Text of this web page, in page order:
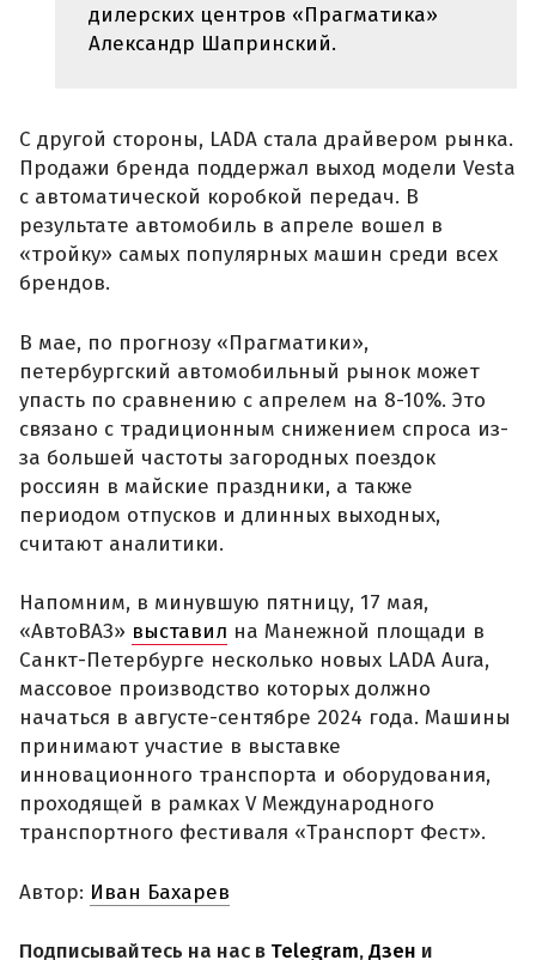
дилерских центров «Прагматика»
Александр Шапринский.
С другой стороны, LADA стала драйвером рынка.
Продажи бренда поддержал выход модели Vesta
с автоматической коробкой передач. В
результате автомобиль в апреле вошел в
«тройку» самых популярных машин среди всех
брендов.
В мае, по прогнозу «Прагматики»,
петербургский автомобильный рынок может
упасть по сравнению с апрелем на 8-10%. Это
связано с традиционным снижением спроса из-
за большей частоты загородных поездок
россиян в майские праздники, а также
периодом отпусков и длинных выходных,
считают аналитики.
Напомним, в минувшую пятницу, 17 мая,
«АвтоВАЗ» выставил на Манежной площади в
Санкт-Петербурге несколько новых LADA Aura,
массовое производство которых должно
начаться в августе-сентябре 2024 года. Машины
принимают участие в выставке
инновационного транспорта и оборудования,
проходящей в рамках V Международного
транспортного фестиваля «Транспорт Фест».
Автор: Иван Бахарев
Подписывайтесь на нас в Telegram,Дзен и